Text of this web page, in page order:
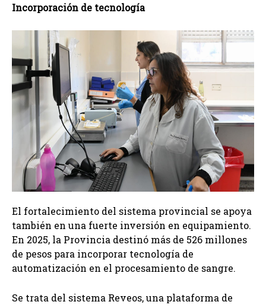
Incorporación de tecnología
El fortalecimiento del sistema provincial se apoya
también en una fuerte inversión en equipamiento.
En 2025, la Provincia destinó más de 526 millones
de pesos para incorporar tecnología de
automatización en el procesamiento de sangre.
Se trata del sistema Reveos, una plataforma de